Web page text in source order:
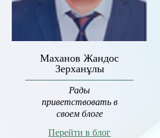
Маханов Жандос
Зерханұлы
Рады
приветствовать в
своем блоге
Перейти в блог